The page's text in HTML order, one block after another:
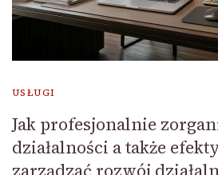
USŁUGI
Jak profesjonalnie
działalności a także